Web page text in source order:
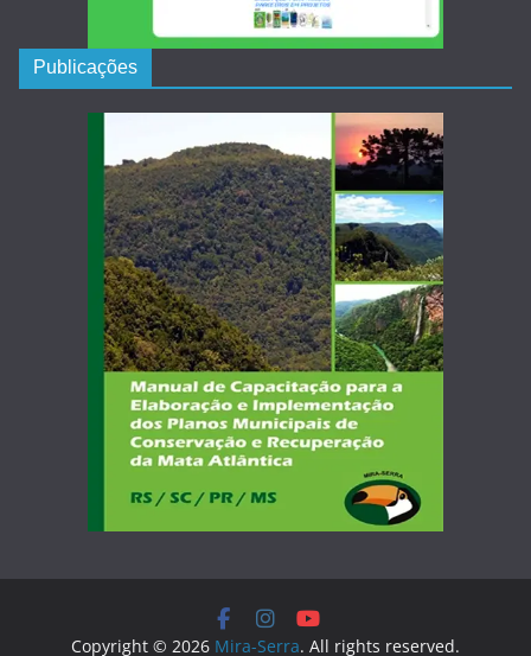
Publicações
Copyright © 2026 Mira-Serra. All rights reserved.